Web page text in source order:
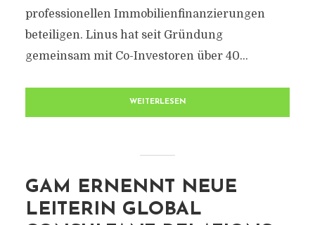
professionellen Immobilienfinanzierungen
beteiligen. Linus hat seit Gründung
gemeinsam mit Co-Investoren über 40...
WEITERLESEN
GAM ERNENNT NEUE
LEITERIN GLOBAL